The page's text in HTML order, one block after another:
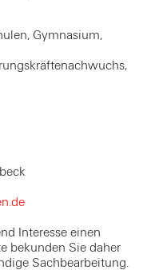
Gymnasium,
Interesse einen
bekunden Sie daher
Sachbearbeitung.